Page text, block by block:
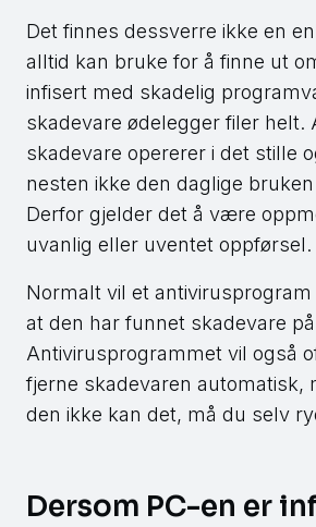
Det finnes dessverre ikke en
alltid kan bruke for å finne ut
infisert med skadelig
skadevare ødelegger filer helt.
skadevare opererer i det stille
nesten ikke den daglige
Derfor gjelder det å være
uvanlig eller uventet oppførsel.
Normalt vil et
at den har funnet skadevare
Antivirusprogrammet vil også
fjerne skadevaren automatisk,
den ikke kan det, må du selv
Dersom PC-en er